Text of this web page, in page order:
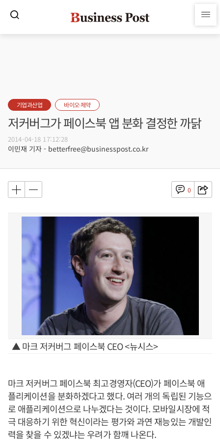
기업과산업 바이오·제약
저커버그가 페이스북 앱 분화 결정한 까닭
2014-04-18 17:12:28
이민재 기자 - betterfree@businesspost.co.kr
0
▲ 마크 저커버그 페이스북 CEO <뉴시스>
마크 저커버그 페이스북 최고경영자(CEO)가 페이스북 애
플리케이션을 분화하겠다고 했다. 여러 개의 독립된 기능으
로 애플리케이션으로 나누겠다는 것이다. 모바일시장에 적
극 대응하기 위한 혁신이라는 평가와 과연 재능있는 개발인
력을 찾을 수 있겠냐는 우려가 함깨 나온다.